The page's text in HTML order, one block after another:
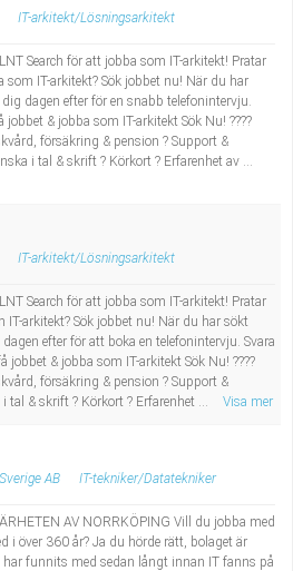
IT-arkitekt/Lösningsarkitekt
Search för att jobba som IT-arkitekt! Pratar
som IT-arkitekt? Sök jobbet nu! När du har
dagen efter för en snabb telefonintervju.
& jobba som IT-arkitekt Sök Nu! ????
försäkring & pension ? Support &
i tal & skrift ? Körkort ? Erfarenhet av ...
IT-arkitekt/Lösningsarkitekt
Search för att jobba som IT-arkitekt! Pratar
IT-arkitekt? Sök jobbet nu! När du har sökt
efter för att boka en telefonintervju. Svara
& jobba som IT-arkitekt Sök Nu! ????
försäkring & pension ? Support &
tal & skrift ? Körkort ? Erfarenhet ...
Visa mer
AB IT-tekniker/Datatekniker
AV NORRKÖPING Vill du jobba med
i över 360 år? Ja du hörde rätt, bolaget är
funnits med sedan långt innan IT fanns på